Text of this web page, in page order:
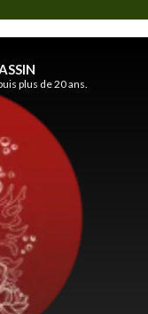
plus de 20 ans.